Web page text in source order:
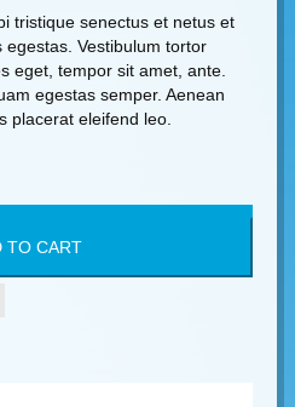
tristique senectus et netus et
Vestibulum tortor
eget, tempor sit amet, ante.
egestas semper. Aenean
placerat eleifend leo.
TO CART